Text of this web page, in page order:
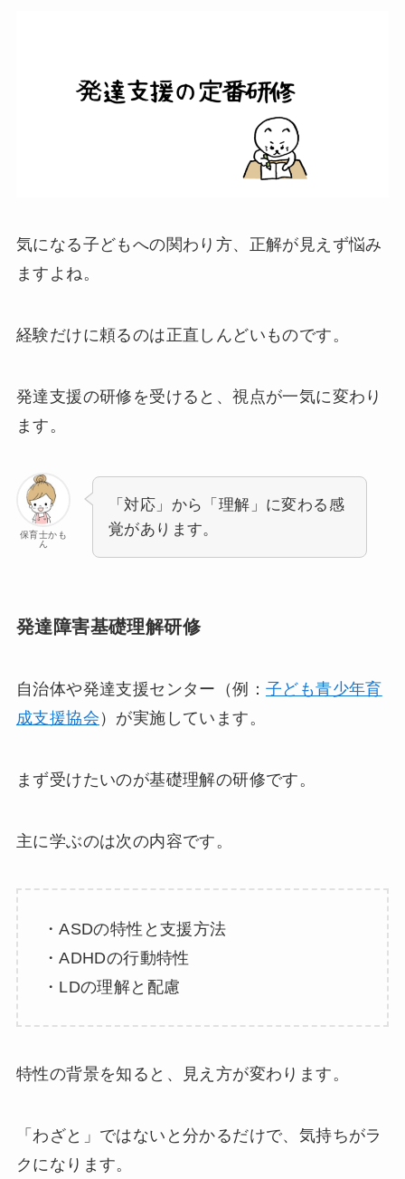
気になる子どもへの関わり方、正解が見えず悩み
ますよね。
経験だけに頼るのは正直しんどいものです。
発達支援の研修を受けると、視点が一気に変わり
ます。
保育士かも
ん
「対応」から「理解」に変わる感
覚があります。
発達障害基礎理解研修
自治体や発達支援センター（例： 子ども青少年育
成支援協会 ）が実施しています。
まず受けたいのが基礎理解の研修です。
主に学ぶのは次の内容です。
・ASDの特性と支援方法
・ADHDの行動特性
・LDの理解と配慮
特性の背景を知ると、見え方が変わります。
「わざと」ではないと分かるだけで、気持ちがラ
クになります。